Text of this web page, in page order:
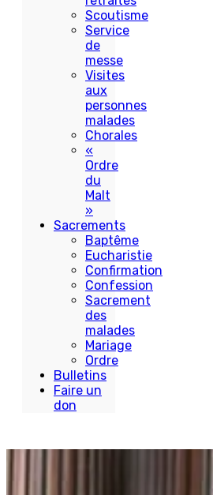
Scoutisme
Service
de
messe
Visites
aux
personnes
malades
Chorales
«
Ordre
du
Malt
»
Sacrements
Baptême
Eucharistie
Confirmation
Confession
Sacrement
des
malades
Mariage
Ordre
Bulletins
Faire un
don